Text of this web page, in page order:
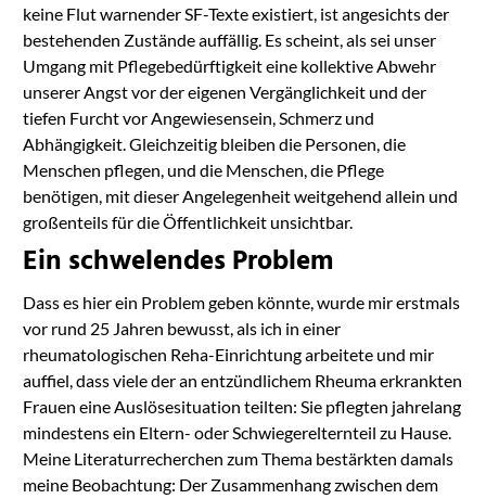
keine Flut warnender SF-Texte existiert, ist angesichts der
bestehenden Zustände auffällig. Es scheint, als sei unser
Umgang mit Pflegebedürftigkeit eine kollektive Abwehr
unserer Angst vor der eigenen Vergänglichkeit und der
tiefen Furcht vor Angewiesensein, Schmerz und
Abhängigkeit. Gleichzeitig bleiben die Personen, die
Menschen pflegen, und die Menschen, die Pflege
benötigen, mit dieser Angelegenheit weitgehend allein und
großenteils für die Öffentlichkeit unsichtbar.
Ein schwelendes Problem
Dass es hier ein Problem geben könnte, wurde mir erstmals
vor rund 25 Jahren bewusst, als ich in einer
rheumatologischen Reha-Einrichtung arbeitete und mir
auffiel, dass viele der an entzündlichem Rheuma erkrankten
Frauen eine Auslösesituation teilten: Sie pflegten jahrelang
mindestens ein Eltern- oder Schwiegerelternteil zu Hause.
Meine Literaturrecherchen zum Thema bestärkten damals
meine Beobachtung: Der Zusammenhang zwischen dem